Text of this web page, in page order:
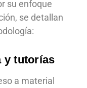
su enfoque
se detallan
y tutorías
a material